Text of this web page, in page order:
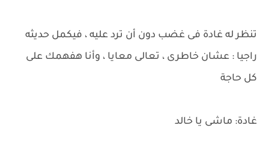
تنظر له غادة فى غضب دون أن ترد عليه ، فيكمل حديثه
راجيا : عشان خاطرى ، تعالى معايا ، وأنا هفهمك على
كل حاجة
غادة: ماشى يا خالد